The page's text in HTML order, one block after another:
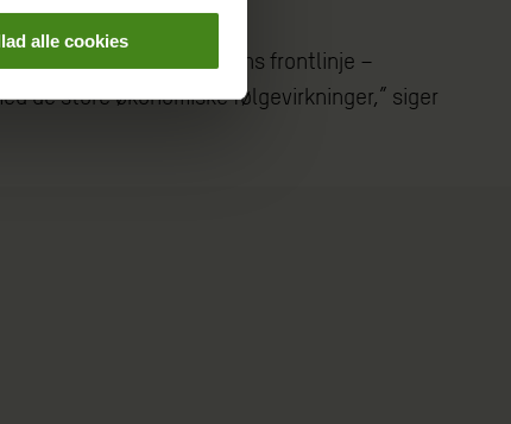
alle cookies
alle dem i pandemiens frontlinje –
de store økonomiske følgevirkninger,” siger